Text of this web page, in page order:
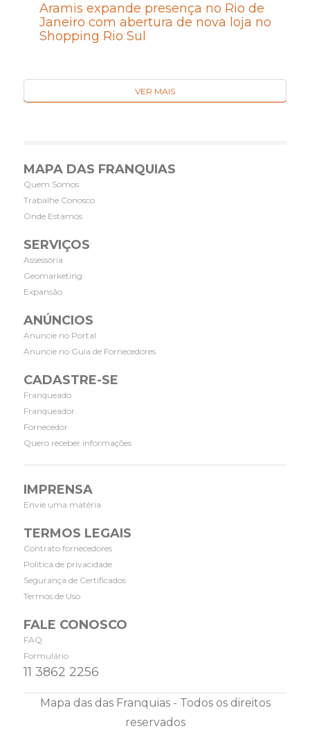
Aramis expande presença no Rio de
Janeiro com abertura de nova loja no
Shopping Rio Sul
VER MAIS
MAPA DAS FRANQUIAS
Quem Somos
Trabalhe Conosco
Onde Estamos
SERVIÇOS
Assessoria
Geomarketing
Expansão
ANÚNCIOS
Anuncie no Portal
Anuncie no Guia de Fornecedores
CADASTRE-SE
Franqueado
Franqueador
Fornecedor
Quero receber informações
IMPRENSA
Envie uma matéria
TERMOS LEGAIS
Contrato fornecedores
Política de privacidade
Segurança de Certificados
Termos de Uso
FALE CONOSCO
FAQ
Formulário
11 3862 2256
Mapa das das Franquias - Todos os direitos
reservados